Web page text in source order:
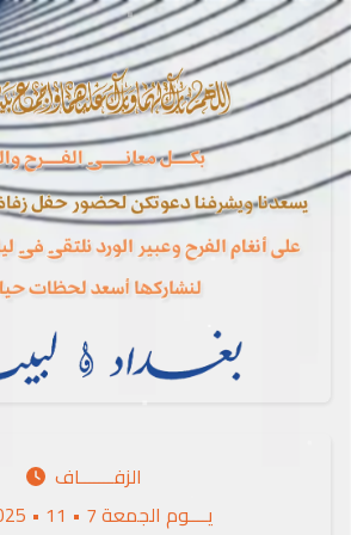
الزفـــــــاف
2025 • 11 • 7 يــــوم الجمعة